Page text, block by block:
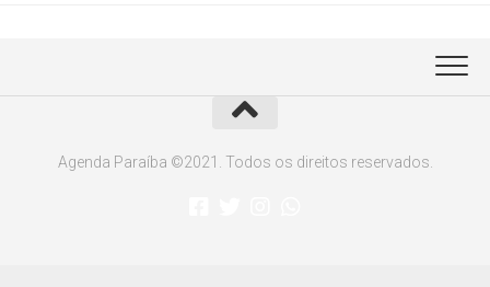
Agenda Paraíba ©2021. Todos os direitos reservados.